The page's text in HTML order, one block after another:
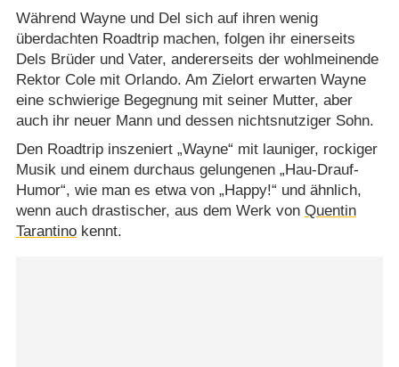
Während Wayne und Del sich auf ihren wenig
überdachten Roadtrip machen, folgen ihr einerseits
Dels Brüder und Vater, andererseits der wohlmeinende
Rektor Cole mit Orlando. Am Zielort erwarten Wayne
eine schwierige Begegnung mit seiner Mutter, aber
auch ihr neuer Mann und dessen nichtsnutziger Sohn.
Den Roadtrip inszeniert „Wayne“ mit launiger, rockiger
Musik und einem durchaus gelungenen „Hau-Drauf-
Humor“, wie man es etwa von „Happy!“ und ähnlich,
wenn auch drastischer, aus dem Werk von Quentin
Tarantinokennt.